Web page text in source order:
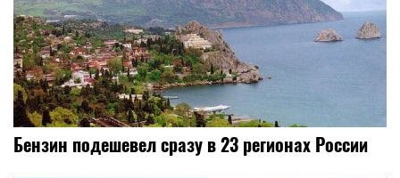
Бензин подешевел сразу в 23 регионах России